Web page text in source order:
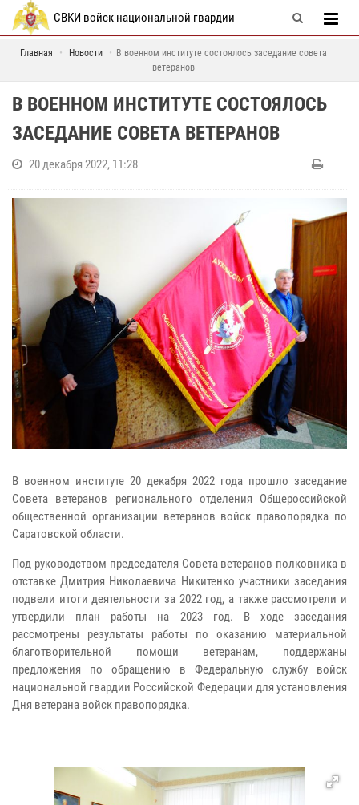
СВКИ войск национальной гвардии
Главная Новости
В военном институте состоялось заседание совета
ветеранов
В ВОЕННОМ ИНСТИТУТЕ СОСТОЯЛОСЬ
ЗАСЕДАНИЕ СОВЕТА ВЕТЕРАНОВ
20 декабря 2022, 11:28
В военном институте 20 декабря 2022 года прошло заседание
Совета ветеранов регионального отделения Общероссийской
общественной организации ветеранов войск правопорядка по
Саратовской области.
Под руководством председателя Совета ветеранов полковника в
отставке Дмитрия Николаевича Никитенко участники заседания
подвели итоги деятельности за 2022 год, а также рассмотрели и
утвердили план работы на 2023 год. В ходе заседания
рассмотрены результаты работы по оказанию материальной
благотворительной помощи ветеранам, поддержаны
предложения по обращению в Федеральную службу войск
национальной гвардии Российской Федерации для установления
Дня ветерана войск правопорядка.